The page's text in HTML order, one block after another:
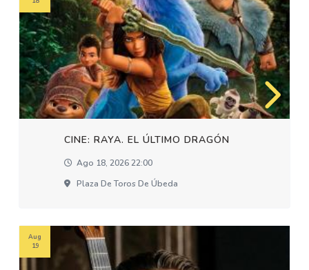
CINE: RAYA. EL ÚLTIMO DRAGÓN
Ago 18, 2026 22:00
Plaza De Toros De Úbeda
Aug
19